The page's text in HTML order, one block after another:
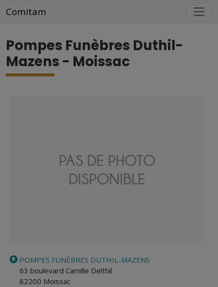
Comitam
Pompes Funèbres Duthil-
Mazens - Moissac
POMPES FUNÈBRES DUTHIL-MAZENS
63 boulevard Camille Delthil
82200 Moissac